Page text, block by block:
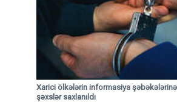
Xarici ölkələrin informasiya
şəxslər saxlanıldı